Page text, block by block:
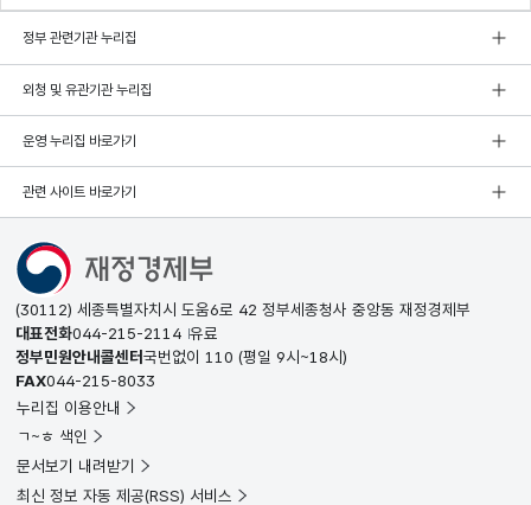
정부 관련기관 누리집
외청 및 유관기관 누리집
운영 누리집 바로가기
관련 사이트 바로가기
(30112) 세종특별자치시 도움6로 42 정부세종청사 중앙동 재정경제부
대표전화044-215-2114 유료
정부민원안내콜센터국번없이 110 (평일 9시~18시)
FAX044-215-8033
누리집 이용안내
ㄱ~ㅎ 색인
문서보기 내려받기
최신 정보 자동 제공(RSS) 서비스